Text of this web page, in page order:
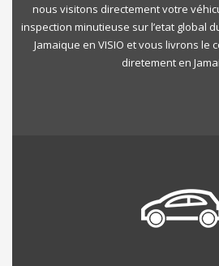
nous visitons directement votre
inspection minutieuse sur l’etat global
Jamaique en VISIO et vous livrons le
diretement en